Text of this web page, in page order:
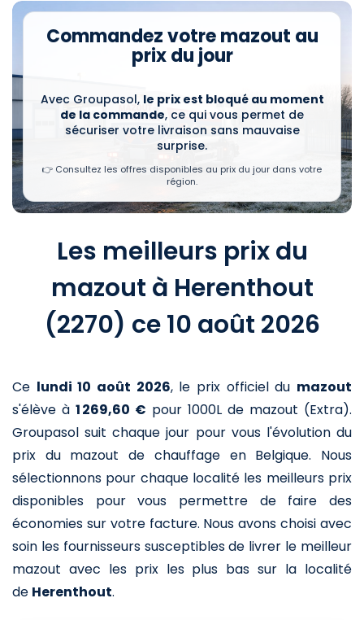
Commandez votre mazout au
prix du jour
Avec Groupasol, le prix est bloqué au moment
de la commande, ce qui vous permet de
sécuriser votre livraison sans mauvaise
surprise.
👉 Consultez les offres disponibles au prix du jour dans votre
région.
Les meilleurs prix du
mazout à Herenthout
(2270) ce 10 août 2026
Ce lundi 10 août 2026, le prix officiel du mazout
s'élève à 1 269,60 € pour 1000L de mazout (Extra).
Groupasol suit chaque jour pour vous l'évolution du
prix du mazout de chauffage en Belgique. Nous
sélectionnons pour chaque localité les meilleurs prix
disponibles pour vous permettre de faire des
économies sur votre facture. Nous avons choisi avec
soin les fournisseurs susceptibles de livrer le meilleur
mazout avec les prix les plus bas sur la localité
de Herenthout.